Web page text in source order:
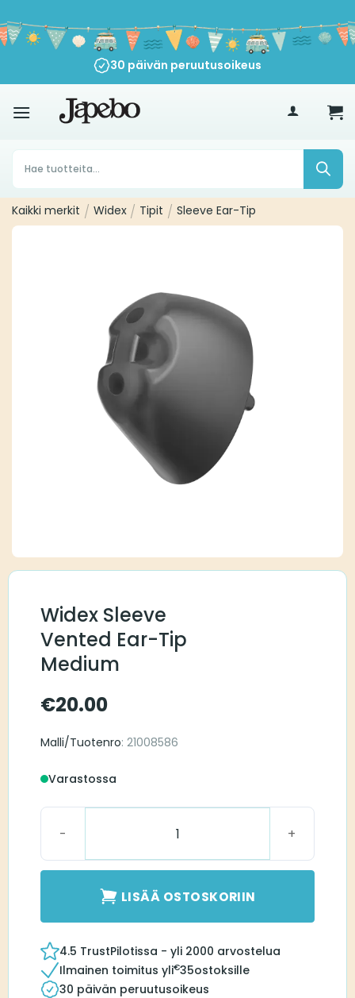
sisältöön
€35
30 päivän peruutusoikeus
Products
search
Kaikki merkit / Widex / Tipit / Sleeve Ear-Tip
Widex Sleeve
Vented Ear-Tip
Medium
€20.00
Malli/Tuotenro: 21008586
Varastossa
LISÄÄ OSTOSKORIIN
4.5 TrustPilotissa - yli 2000 arvostelua
Ilmainen toimitus yli€35ostoksille
30 päivän peruutusoikeus